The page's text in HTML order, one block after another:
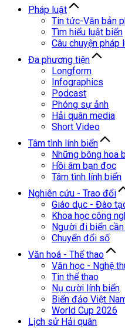
Pháp luật
Tin tức-Văn bản
Tìm hiểu luật biển
Câu chuyện pháp
Đa phương tiện
Longform
Infographics
Podcast
Phóng sự ảnh
Hải quân media
Short Video
Tâm tình lính biển
Những bông hoa
Hồi âm bạn đọc
Tâm tình lính biển
Nghiên cứu - Trao đổi
Giáo dục - Đào
Khoa học công
Người đi biển
Chuyển đổi số
Văn hoá - Thể thao
Văn học - Nghệ
Tin thể thao
Nụ cười lính biển
Biển đảo Việt
World Cup 2026
Lịch sử Hải quân